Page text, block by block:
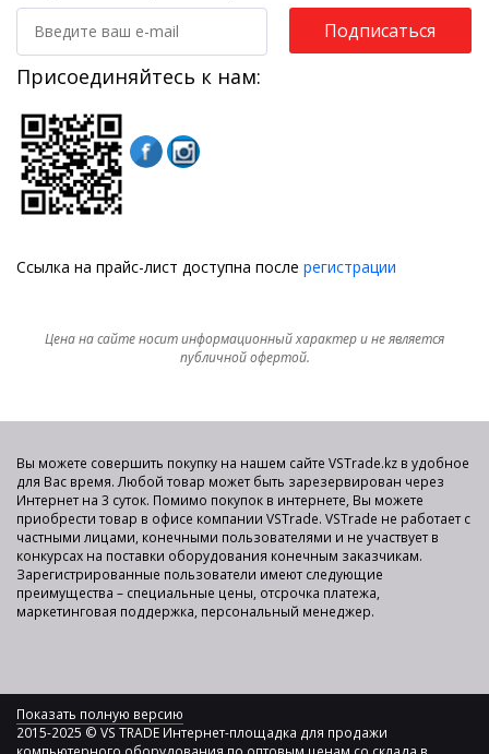
Подписаться
Присоединяйтесь к нам:
Ссылка на прайс-лист доступна после регистрации
Цена на сайте носит информационный характер и не является
публичной офертой.
Вы можете совершить покупку на нашем сайте VSTrade.kz в удобное
для Вас время. Любой товар может быть зарезервирован через
Интернет на 3 суток. Помимо покупок в интернете, Вы можете
приобрести товар в офисе компании VSTrade. VSTrade не работает с
частными лицами, конечными пользователями и не участвует в
конкурсах на поставки оборудования конечным заказчикам.
Зарегистрированные пользователи имеют следующие
преимущества – специальные цены, отсрочка платежа,
маркетинговая поддержка, персональный менеджер.
Показать полную версию
2015-2025 © VS TRADE Интернет-площадка для продажи